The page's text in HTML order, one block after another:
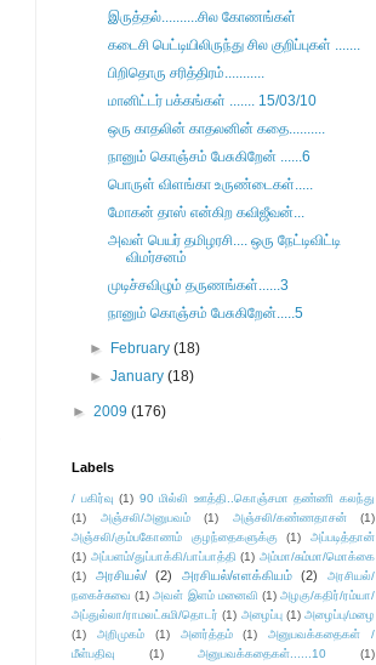
இருத்தல்..........சில கோணங்கள்
கடைசி பெட்டியிலிருந்து சில குறிப்புகள் .......
பிறிதொரு சரித்திரம்...........
மானிட்டர் பக்கங்கள் ....... 15/03/10
ஒரு காதலின் காதலனின் கதை..........
நானும் கொஞ்சம் பேசுகிறேன் ......6
பொருள் விளங்கா உருண்டைகள்.....
மோகன் தாஸ் என்கிற கவிஜீவன்...
அவள் பெயர் தமிழரசி.... ஒரு நேட்டிவிட்டி
விமர்சனம்
முடிச்சவிழும் தருணங்கள்......3
நானும் கொஞ்சம் பேசுகிறேன்.....5
► February(18)
►January(18)
► 2009 (176)
Labels
/ பகிர்வு (1) 90 மில்லி ஊத்தி..கொஞ்சமா தண்ணி கலந்து
(1)
அஞ்சலி/அனுபவம் (1) அஞ்சலி/கண்ணதாசன்
(1)
அஞ்சலி/கும்பகோணம் குழந்தைகளுக்கு
(1)
அப்படித்தான்
(1) அப்பளம்/துப்பாக்கி/பாப்பாத்தி (1) அம்மா/சும்மா/மொக்கை
(1)
அரசியல்/ (2) அரசியல்/எளக்கியம் (2)
அரசியல்/
நகைச்சுவை (1) அவள் இளம் மனைவி (1) அழகு/கதிர்/ரம்யா/
அப்துல்லா/ராமலட்சுமி/தொடர் (1) அழைப்பு (1) அழைப்பு/மழை
(1)
அறிமுகம் (1) அனர்த்தம் (1)
அனுபவக்கதைகள் /
மீள்பதிவு
(1) அனுபவக்கதைகள்......10
(1)